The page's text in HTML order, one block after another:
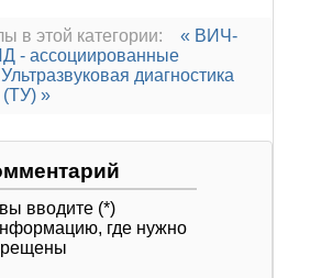
в этой категории:
« ВИЧ-
- ассоциированные
Ультразвуковая диагностика
»
вводите (*)
где нужно